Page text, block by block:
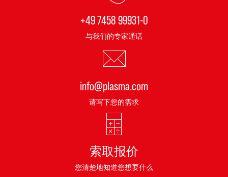
+49 7458 99931-0
与我们的专家通话
info@plasma.com
请写下您的需求
索取报价
您清楚地知道您想要什么